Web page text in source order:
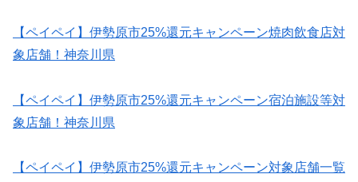
【ペイペイ】伊勢原市25%還元キャンペーン焼肉飲食店対
象店舗！神奈川県
【ペイペイ】伊勢原市25%還元キャンペーン宿泊施設等対
象店舗！神奈川県
【ペイペイ】伊勢原市25%還元キャンペーン対象店舗一覧